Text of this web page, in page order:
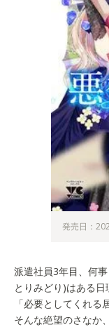
発売日：
派遣社員3年目、何
とりみどり)はある日
「必要としてくれ
そんな絶望のさなか